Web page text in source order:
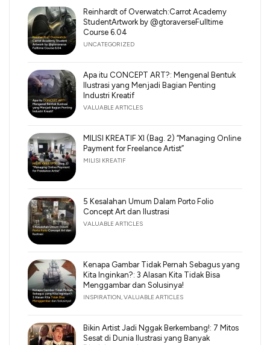
Reinhardt of Overwatch:Carrot Academy
StudentArtwork by @gtoraverseFulltime
Course 6.04
UNCATEGORIZED
Apa itu CONCEPT ART?: Mengenal Bentuk
Ilustrasi yang Menjadi Bagian Penting
Industri Kreatif
VALUABLE ARTICLES
MILISI KREATIF XI (Bag. 2) “Managing Online
Payment for Freelance Artist”
MILISI KREATIF
5 Kesalahan Umum Dalam Porto Folio
Concept Art dan Ilustrasi
VALUABLE ARTICLES
Kenapa Gambar Tidak Pernah Sebagus yang
Kita Inginkan?: 3 Alasan Kita Tidak Bisa
Menggambar dan Solusinya!
INSPIRATION,VALUABLE ARTICLES
Bikin Artist Jadi Nggak Berkembang!: 7 Mitos
Sesat di Dunia Ilustrasi yang Banyak